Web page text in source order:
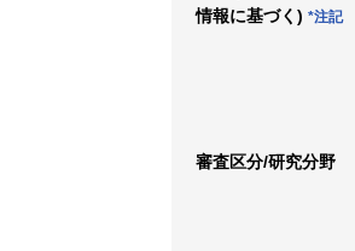
情報に基づく) *注記
審査区分/研究分野